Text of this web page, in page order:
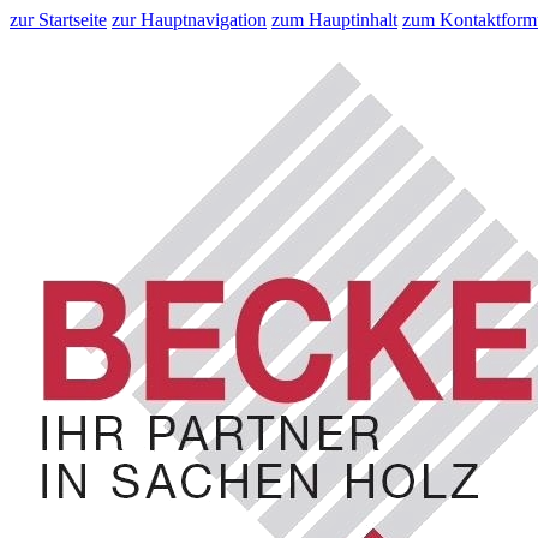
zur Startseite zur Hauptnavigation zum Hauptinhalt zum